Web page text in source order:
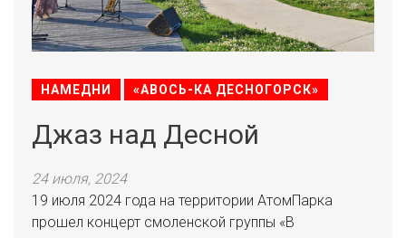
НАМЕДНИ «АВОСЬ-КА ДЕСНОГОРСК»
Джаз над Десной
24 июля, 2024
19 июля 2024 года на территории АтомПарка
прошел концерт смоленской группы «В